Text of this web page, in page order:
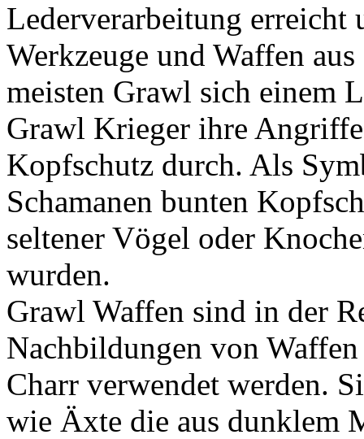
Lederverarbeitung
Werkzeuge und Waffen
meisten Grawl sich einem
Grawl Krieger ihre
Kopfschutz durch. Als
Schamanen bunten
seltener Vögel oder
wurden.
Grawl Waffen sind in der
Nachbildungen von
Charr verwendet werden.
wie Äxte die aus dunklem